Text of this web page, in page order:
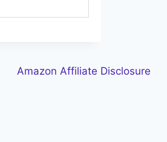
Amazon Affiliate Disclosure